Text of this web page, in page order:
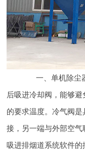
一、单机除尘器
后吸进冷却阀，能够
的要求温度。冷气阀
接，另一端与外部空
吸进排烟道系统软件